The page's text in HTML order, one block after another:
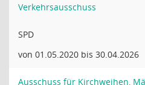
Verkehrsausschuss
SPD
von 01.05.2020 bis 30.04.2026
Ausschuss für Kirchweihen,